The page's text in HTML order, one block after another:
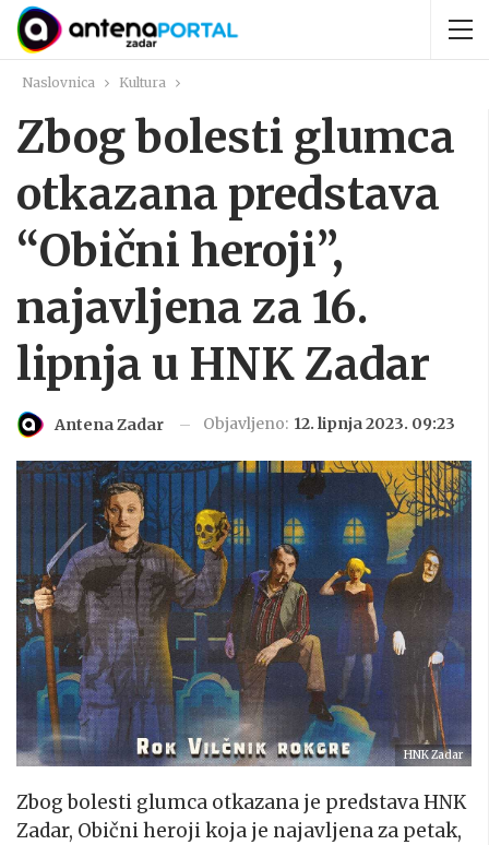
Naslovnica Kultura
Zbog bolesti glumca
otkazana predstava
“Obični heroji”,
najavljena za 16.
lipnja u HNK Zadar
Antena Zadar Objavljeno: 12. lipnja 2023. 09:23
HNK Zadar
Zbog bolesti glumca otkazana je predstava HNK
Zadar, Obični heroji koja je najavljena za petak,